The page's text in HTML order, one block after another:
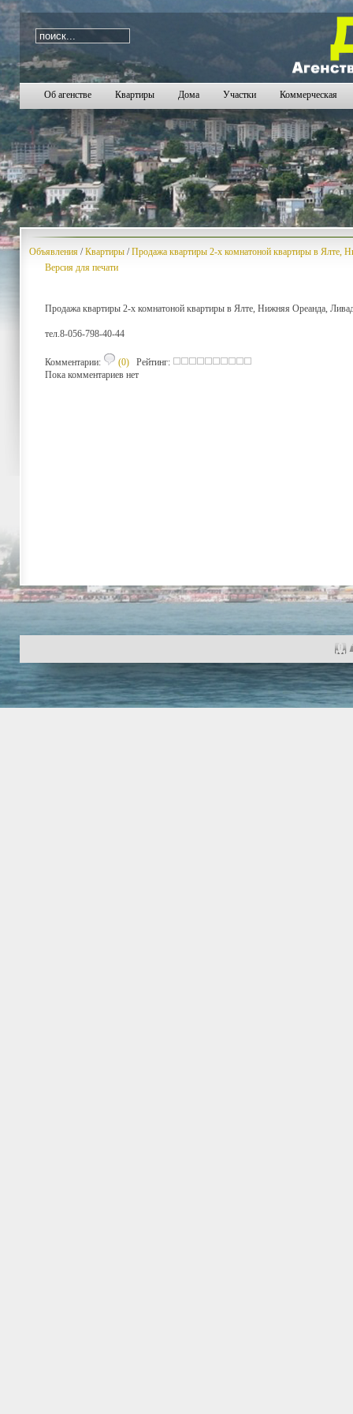
i=1144
Об агенстве Квартиры Дома Участки Коммерческая
Объявления /Квартиры /Продажа квартиры 2-х комнатоной квартиры в Ялте,
Версия для печати
Продажа квартиры 2-х комнатоной квартиры в Ялте, Нижняя Ореанда,
тел.8-056-798-40-44
Комментарии: (0) Рейтинг:
Пока комментариев нет